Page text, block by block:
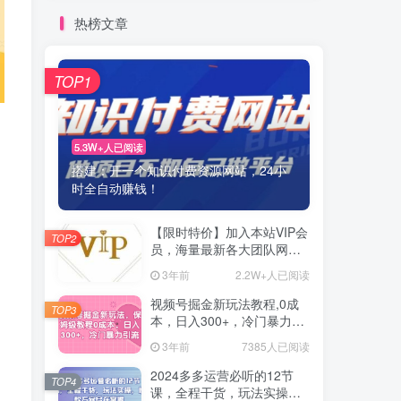
热榜文章
5.3W+人已阅读
搭建：开一个知识付费资源网站，24小
时全自动赚钱！
TOP1
【限时特价】加入本站VIP会
员，海量最新各大团队网赚
内部教程全免费，每天持续
更新！
3年前 2.2W+人已阅读
TOP2
视频号掘金新玩法教程,0成
本，日入300+，冷门暴力引
流 3年前 7385人已阅读
TOP3
2024多多运营必听的12节
课，全程干货，玩法实操，
TOP4